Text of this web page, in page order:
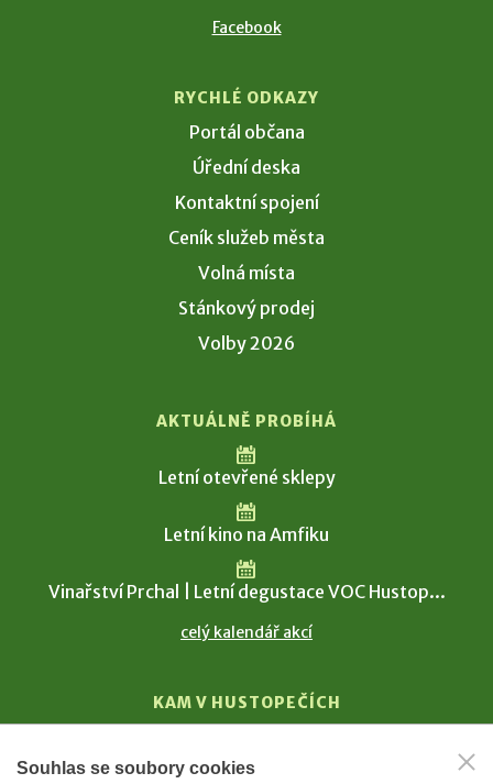
Facebook
RYCHLÉ ODKAZY
Portál občana
Úřední deska
Kontaktní spojení
Ceník služeb města
Volná místa
Stánkový prodej
Volby 2026
AKTUÁLNĚ PROBÍHÁ
Letní otevřené sklepy
Letní kino na Amfiku
Vinařství Prchal | Letní degustace VOC Hustop...
celý kalendář akcí
KAM V HUSTOPEČÍCH
T. G. Masaryk
Souhlas se soubory cookies